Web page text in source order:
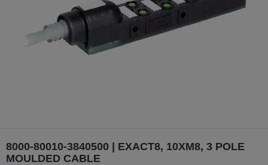
8000-80010-3840500 | EXACT8, 10XM8, 3 POLE
MOULDED CABLE